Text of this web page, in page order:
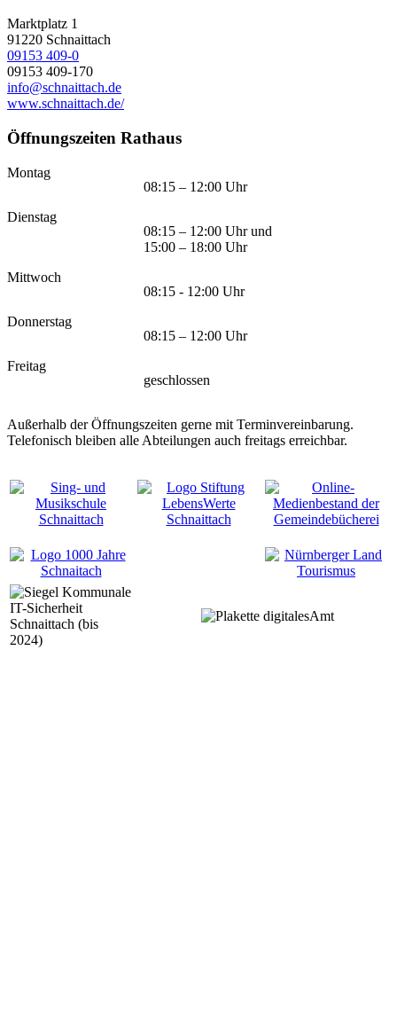
Marktplatz 1
91220 Schnaittach
09153 409-0
09153 409-170
info@schnaittach.de
www.schnaittach.de/
Öffnungszeiten Rathaus
Montag
08:15 – 12:00 Uhr
Dienstag
08:15 – 12:00 Uhr und
15:00 – 18:00 Uhr
Mittwoch
08:15 - 12:00 Uhr
Donnerstag
08:15 – 12:00 Uhr
Freitag
geschlossen
Außerhalb der Öffnungszeiten gerne mit Terminvereinbarung.
Telefonisch bleiben alle Abteilungen auch freitags erreichbar.